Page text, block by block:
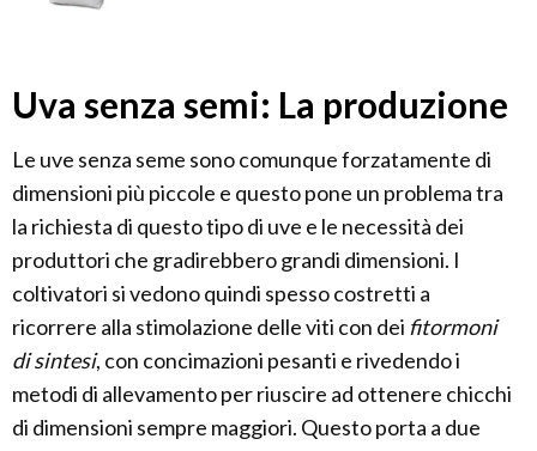
Uva senza semi: La produzione
Le uve senza seme sono comunque forzatamente di
dimensioni più piccole e questo pone un problema tra
la richiesta di questo tipo di uve e le necessità dei
produttori che gradirebbero grandi dimensioni. I
coltivatori si vedono quindi spesso costretti a
ricorrere alla stimolazione delle viti con dei fitormoni
di sintesi, con concimazioni pesanti e rivedendo i
metodi di allevamento per riuscire ad ottenere chicchi
di dimensioni sempre maggiori. Questo porta a due